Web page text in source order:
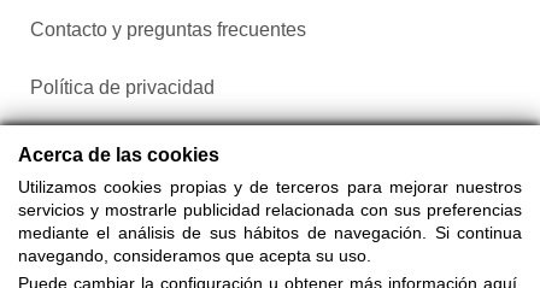
Contacto y preguntas frecuentes
Política de privacidad
Configurar cookies
Acerca de las cookies
Utilizamos cookies propias y de terceros para mejorar nuestros
servicios y mostrarle publicidad relacionada con sus preferencias
mediante el análisis de sus hábitos de navegación. Si continua
navegando, consideramos que acepta su uso.
Puede cambiar la configuración u obtener más información aquí.